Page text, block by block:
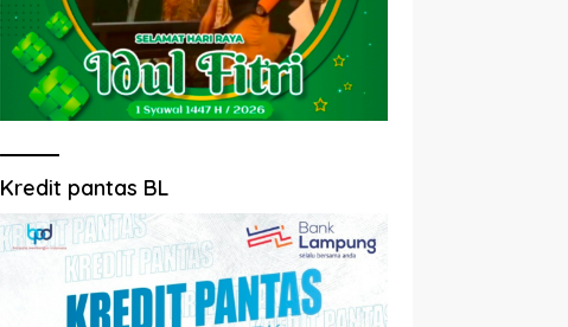
Kredit pantas BL